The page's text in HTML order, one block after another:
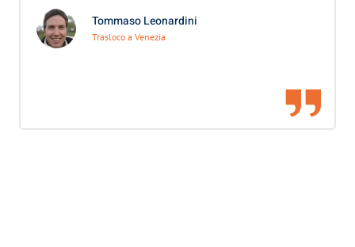
Tommaso Leonardini
Trasloco a Venezia